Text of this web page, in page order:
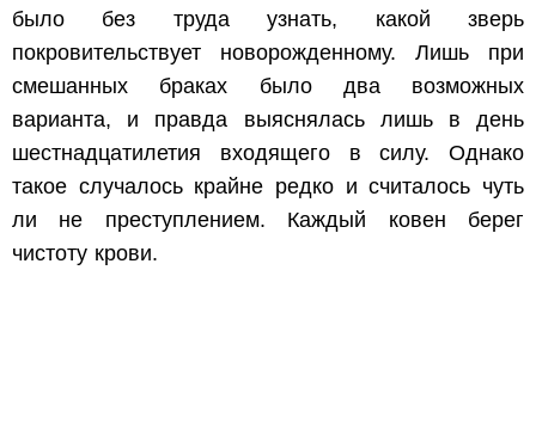
было без труда узнать, какой зверь
покровительствует новорожденному. Лишь при
смешанных браках было два возможных
варианта, и правда выяснялась лишь в день
шестнадцатилетия входящего в силу. Однако
такое случалось крайне редко и считалось чуть
ли не преступлением. Каждый ковен берег
чистоту крови.